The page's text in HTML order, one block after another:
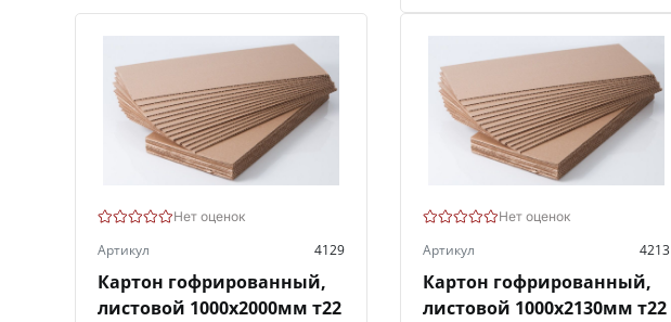
Нет оценок
Артикул 4129
Картон гофрированный,
листовой 1000х2000мм т22
Нет оценок
Артикул 4213
Картон гофрированный,
листовой 1000х2130мм т22